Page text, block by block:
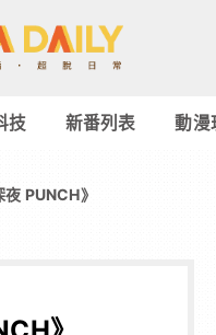
技 新番列表 動漫
夜 PUNCH》